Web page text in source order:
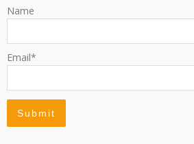
Name
Email*